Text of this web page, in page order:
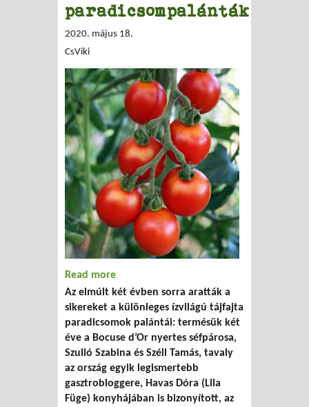
paradicsompalánták
2020. május 18.
CsViki
Read more
ÖMKi paradicsompalánták
Az elmúlt két évben sorra aratták a
sikereket a különleges ízvilágú tájfajta
paradicsomok palántái: termésük két
éve a Bocuse d’Or nyertes séfpárosa,
Szulló Szabina és Széll Tamás, tavaly
az ország egyik legismertebb
gasztrobloggere, Havas Dóra (Lila
Füge) konyhájában is bizonyított, az